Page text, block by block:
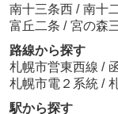
南十三条西 / 南十
富丘二条 / 宮の森
路線から探す
札幌市営東西線 /
札幌市電２系統 /
駅から探す